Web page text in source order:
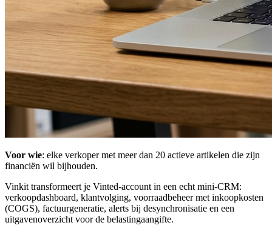
Voor wie: elke verkoper met meer dan 20 actieve artikelen die zijn
financiën wil bijhouden.
Vinkit transformeert je Vinted-account in een echt mini-CRM:
verkoopdashboard, klantvolging, voorraadbeheer met inkoopkosten
(COGS), factuurgeneratie, alerts bij desynchronisatie en een
uitgavenoverzicht voor de belastingaangifte.